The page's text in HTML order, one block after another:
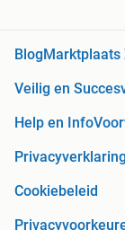
Blog Marktplaats
Veilig en
Help en Info
Privacyverklaring
Cookiebeleid